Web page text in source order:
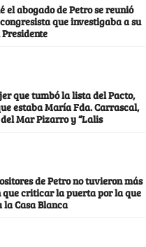
el abogado de Petro se reunió
que investigaba a su
que tumbó la lista del Pacto,
estaba María Fda. Carrascal,
Mar Pizarro y “Lalis
de Petro no tuvieron más
que criticar la puerta por la que
la Casa Blanca